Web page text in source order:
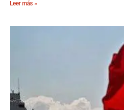
Leer más »